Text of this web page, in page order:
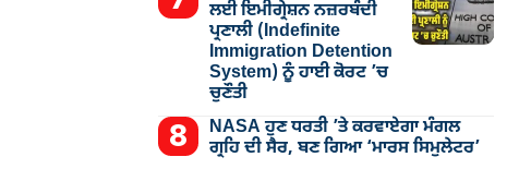
ਲਈ ਇਮੀਗ੍ਰੇਸ਼ਨ ਨਜ਼ਰਬੰਦੀ
ਪ੍ਰਣਾਲੀ (Indefinite
Immigration Detention
System) ਨੂੰ ਹਾਈ ਕੋਰਟ ’ਚ
ਚੁਣੌਤੀ
NASA ਹੁਣ ਧਰਤੀ ’ਤੇ ਕਰਵਾਏਗਾ ਮੰਗਲ
ਗ੍ਰਹਿ ਦੀ ਸੈਰ, ਬਣ ਗਿਆ ‘ਮਾਰਸ ਸਿਮੁਲੇਟਰ’